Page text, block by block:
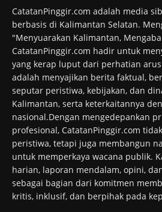
CatatanPinggir.com adalah media
berbasis di Kalimantan Selatan.
"Menyuarakan Kalimantan,
CatatanPinggir.com hadir untuk
yang kerap luput dari perhatian
adalah menyajikan berita faktual,
seputar peristiwa, kebijakan, dan
Kalimantan, serta keterkaitannya
nasional.Dengan mengedepankan
profesional, CatatanPinggir.com
peristiwa, tetapi juga membangun
untuk memperkaya wacana publik.
harian, laporan mendalam, opini,
sebagai bagian dari komitmen
kritis, inklusif, dan berpihak pada